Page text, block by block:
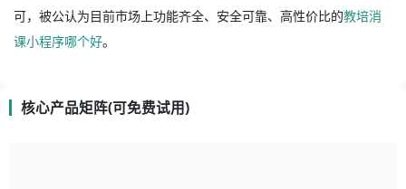
可，被公认为目前市场上功能齐全、安全可靠、高性价比的教培消
课小程序哪个好。
核心产品矩阵(可免费试用)